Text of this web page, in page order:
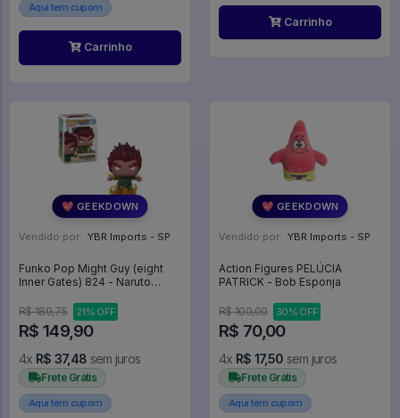
Aqui tem cupom
Carrinho
Carrinho
💖 GEEKDOWN
Vendido por: YBR Imports - SP
Funko Pop Might Guy (eight
Inner Gates) 824 - Naruto
R$ 189,75
21% OFF
R$ 149,90
4x R$ 37,48 sem juros
Frete Grátis
Aqui tem cupom
💖 GEEKDOWN
Vendido por: YBR Imports - SP
Action Figures PELÚCIA
PATRICK - Bob Esponja
R$ 100,00 30% OFF
R$ 70,00
4x R$ 17,50 sem juros
Frete Grátis
Aqui tem cupom